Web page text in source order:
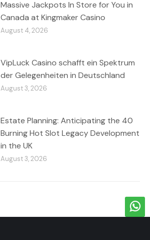
Massive Jackpots In Store for You in
Canada at Kingmaker Casino
August 4, 2026
VipLuck Casino schafft ein Spektrum
der Gelegenheiten in Deutschland
August 3, 2026
Estate Planning: Anticipating the 40
Burning Hot Slot Legacy Development
in the UK
August 3, 2026